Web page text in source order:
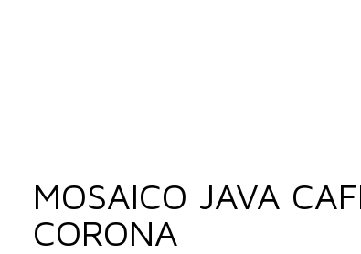
MOSAICO JAVA
CORONA